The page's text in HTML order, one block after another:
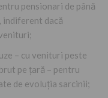
pensionari de până
indiferent dacă
– cu venituri peste
pe țară – pentru
de evoluția sarcinii;